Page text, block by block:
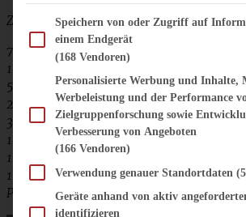
Zutaten für eine Form von 24 cm:
75 g weiche Butter
100 g und 2 EL Zucker
5 Scheiben Toastbrot
200 g Frischkäse
3 Eier
100 g gehackte Mandeln
1 kg Äpfel
1 TL Zimt
Puderzucker zum Bestäuben
Im Folgenden finden Sie eine Liste der Zwecke des
Speichern von oder Zugriff auf
einem Endgerät
(168 Vendoren)
Personalisierte Werbung und Inhalte,
Werbeleistung und der Performance
Zielgruppenforschung sowie
Verbesserung von Angeboten
(166 Vendoren)
Verwendung genauer Standortdaten
Geräte anhand von aktiv
identifizieren